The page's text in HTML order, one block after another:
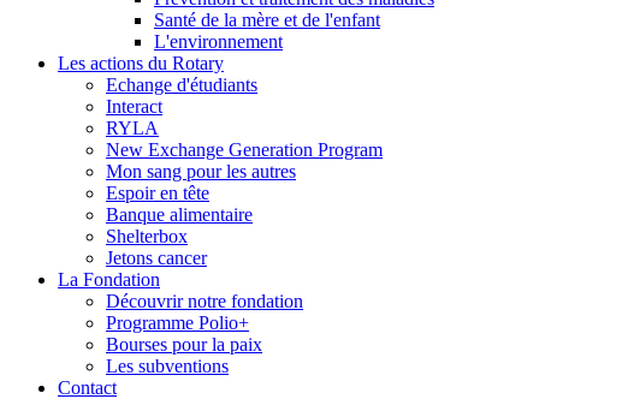
Santé de la mère et de l'enfant
L'environnement
Les actions du Rotary
Echange d'étudiants
Interact
RYLA
New Exchange Generation Program
Mon sang pour les autres
Espoir en tête
Banque alimentaire
Shelterbox
Jetons cancer
La Fondation
Découvrir notre fondation
Programme Polio+
Bourses pour la paix
Les subventions
Contact